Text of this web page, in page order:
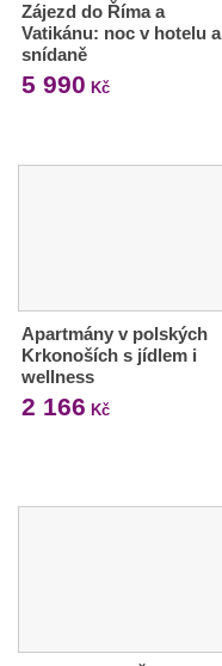
Zájezd do Říma a
Vatikánu: noc v hotelu a
snídaně
5 990 Kč
Apartmány v polských
Krkonoších s jídlem i
wellness
2 166 Kč